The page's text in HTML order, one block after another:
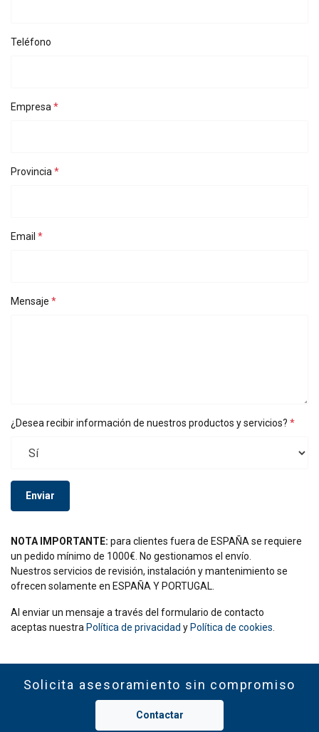
Teléfono
Empresa
Provincia
Email
Mensaje
¿Desea recibir información de nuestros productos y servicios?
Enviar
NOTA IMPORTANTE: para clientes fuera de ESPAÑA se requiere
un pedido mínimo de 1000€. No gestionamos el envío.
Nuestros servicios de revisión, instalación y mantenimiento se
ofrecen solamente en ESPAÑA Y PORTUGAL.
Al enviar un mensaje a través del formulario de contacto
aceptas nuestra Política de privacidad yPolítica de cookies
Solicita asesoramiento sin compromiso
Contactar